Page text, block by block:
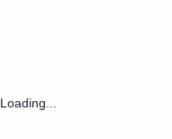
Loading...